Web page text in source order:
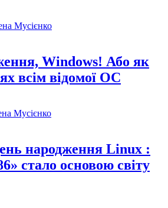
Мусієнко
Windows! Або як
всім відомої ОС
Мусієнко
народження Linux :
стало основою світу